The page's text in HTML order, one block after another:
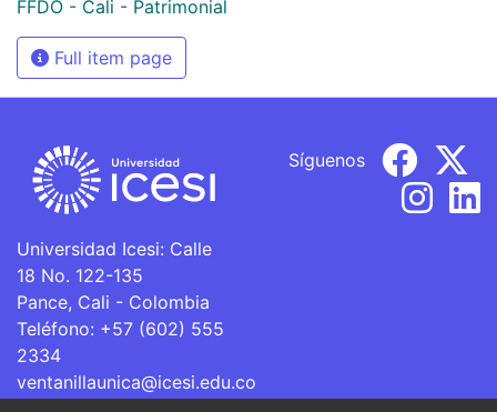
FFDO - Cali - Patrimonial
Full item page
Universidad Icesi: Calle
18 No. 122-135
Pance, Cali - Colombia
Teléfono: +57 (602) 555
2334
ventanillaunica@icesi.edu.co
Síguenos